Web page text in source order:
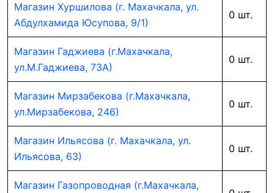
Магазин Хуршилова (г. Махачкала, ул.
Абдулхамида Юсупова, 9/1)
0 шт.
Магазин Гаджиева (г.Махачкала,
ул.М.Гаджиева, 73А)
0 шт.
Магазин Мирзабекова (г.Махачкала,
ул.Мирзабекова, 246)
0 шт.
Магазин Ильясова (г. Махачкала, ул.
Ильясова, 63)
0 шт.
Магазин Газопроводная (г.Махачкала,